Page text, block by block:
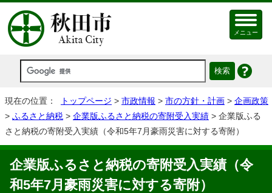
メニュー
現在の位置： トップページ > 市政情報 > 市の方針・計画 > 企画政策
> ふるさと納税 > 企業版ふるさと納税の寄附受入実績 > 企業版ふる
さと納税の寄附受入実績（令和5年7月豪雨災害に対する寄附）
企業版ふるさと納税の寄附受入実績（令
和5年7月豪雨災害に対する寄附）